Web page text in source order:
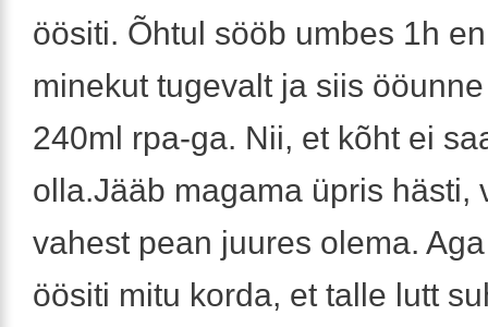
öösiti. Õhtul sööb umbes 1h
minekut tugevalt ja siis
240ml rpa-ga. Nii, et kõht ei
olla.Jääb magama üpris hästi,
vahest pean juures olema.
öösiti mitu korda, et talle lutt